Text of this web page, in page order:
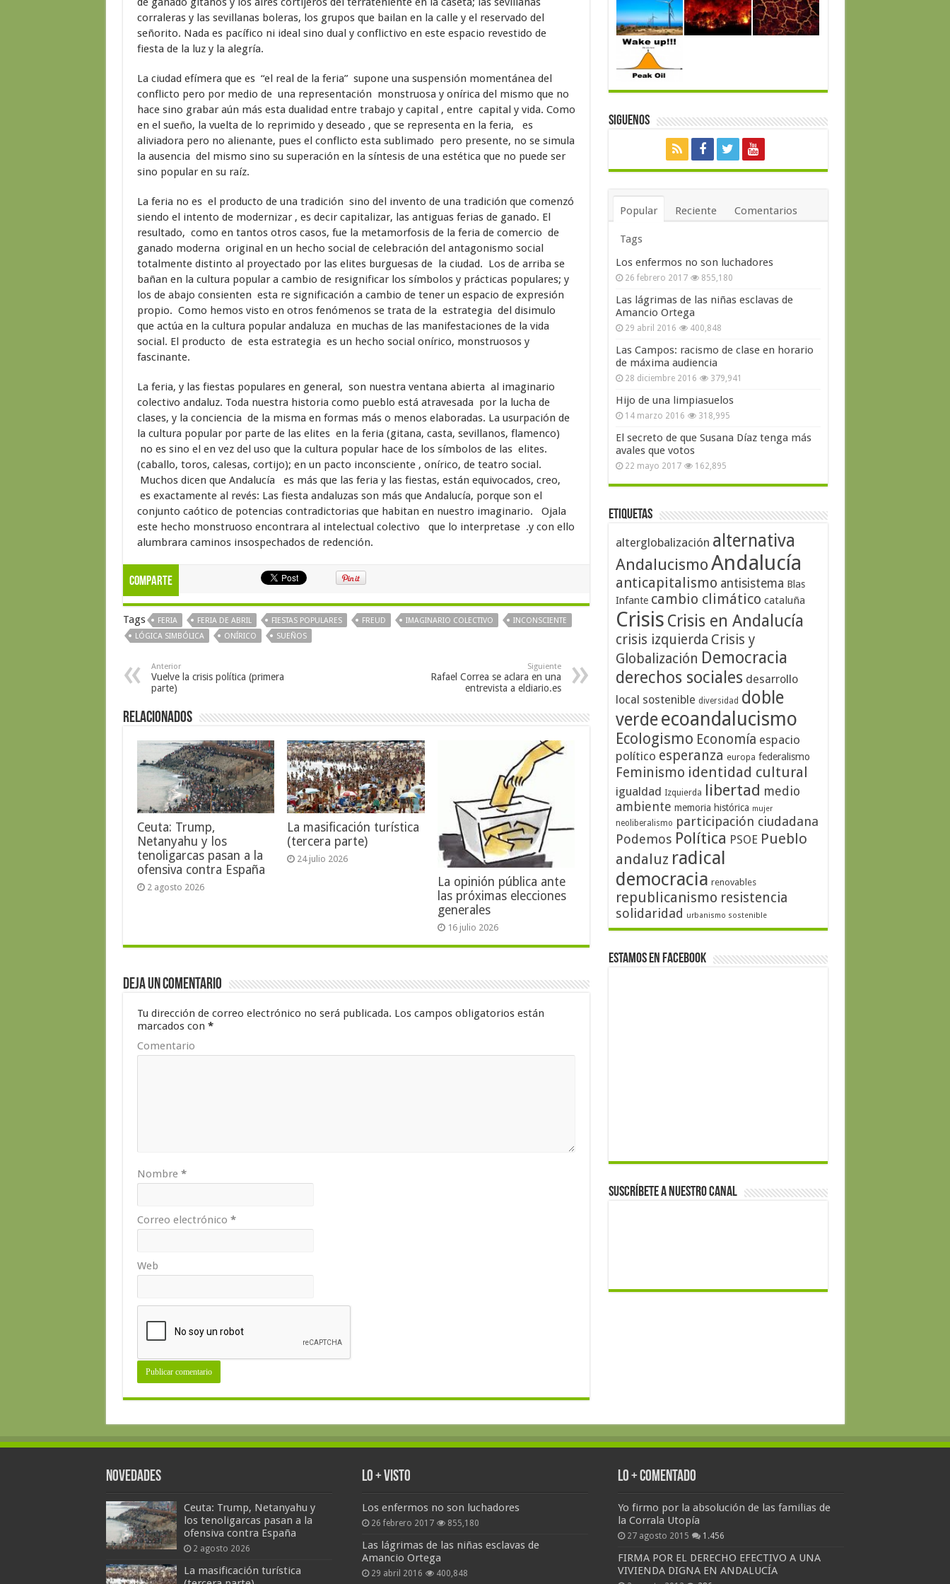
corraleras y las sevillanas boleras, los grupos que bailan en la calle y el reservado del
señorito. Nada es pacífico ni ideal sino dual y conflictivo en este espacio revestido de
fiesta de la luz y la alegría.
La ciudad efímera que es “el real de la feria” supone una suspensión momentánea del
conflicto pero por medio de una representación monstruosa y onírica del mismo que no
hace sino grabar aún más esta dualidad entre trabajo y capital , entre capital y vida. Como
en el sueño, la vuelta de lo reprimido y deseado , que se representa en la feria, es
aliviadora pero no alienante, pues el conflicto esta sublimado pero presente, no se simula
la ausencia del mismo sino su superación en la síntesis de una estética que no puede ser
sino popular en su raíz.
La feria no es el producto de una tradición sino del invento de una tradición que comenzó
siendo el intento de modernizar , es decir capitalizar, las antiguas ferias de ganado. El
resultado, como en tantos otros casos, fue la metamorfosis de la feria de comercio de
ganado moderna original en un hecho social de celebración del antagonismo social
totalmente distinto al proyectado por las elites burguesas de la ciudad. Los de arriba se
bañan en la cultura popular a cambio de resignificar los símbolos y prácticas populares; y
los de abajo consienten esta re significación a cambio de tener un espacio de expresión
propio. Como hemos visto en otros fenómenos se trata de la estrategia del disimulo
que actúa en la cultura popular andaluza en muchas de las manifestaciones de la vida
social. El producto de esta estrategia es un hecho social onírico, monstruosos y
fascinante.
La feria, y las fiestas populares en general, son nuestra ventana abierta al imaginario
colectivo andaluz. Toda nuestra historia como pueblo está atravesada por la lucha de
clases, y la conciencia de la misma en formas más o menos elaboradas. La usurpación de
la cultura popular por parte de las elites en la feria (gitana, casta, sevillanos, flamenco)
no es sino el en vez del uso que la cultura popular hace de los símbolos de las elites.
(caballo, toros, calesas, cortijo); en un pacto inconsciente , onírico, de teatro social.
Muchos dicen que Andalucía es más que las feria y las fiestas, están equivocados, creo,
es exactamente al revés: Las fiesta andaluzas son más que Andalucía, porque son el
conjunto caótico de potencias contradictorias que habitan en nuestro imaginario. Ojala
este hecho monstruoso encontrara al intelectual colectivo que lo interpretase .y con ello
alumbrara caminos insospechados de redención.
Comparte
Tags FERIA FERIA DE ABRIL FIESTAS POPULARES FREUD IMAGINARIO COLECTIVO
INCONSCIENTE
LÓGICA SIMBÓLICA
ONÍRICO SUEÑOS
Anterior
Vuelve la crisis política (primera
parte)
Siguiente
Rafael Correa se aclara en una
entrevista a eldiario.es
Relacionados
Ceuta: Trump,
Netanyahu y los
tenoligarcas pasan a la
ofensiva contra España
2 agosto 2026
La masificación turística
(tercera parte)
24 julio 2026
La opinión pública ante
las próximas elecciones
generales
16 julio 2026
Deja un comentario
Tu dirección de correo electrónico no será publicada. Los campos obligatorios están
marcados con *
Comentario
Nombre *
Correo electrónico *
Web
Siguenos
Popular Reciente Comentarios
Tags
Los enfermos no son luchadores
26 febrero 2017 855,180
Las lágrimas de las niñas esclavas de
Amancio Ortega
29 abril 2016 400,848
Las Campos: racismo de clase en horario
de máxima audiencia
28 diciembre 2016 379,941
Hijo de una limpiasuelos
14 marzo 2016 318,995
El secreto de que Susana Díaz tenga más
avales que votos
22 mayo 2017 162,895
Etiquetas
alterglobalización alternativa
AndalucismoAndalucía
anticapitalismo antisistema Blas
Infante cambio climático cataluña
Crisis Crisis en Andalucía
crisis izquierda Crisis y
Globalización Democracia
derechos sociales desarrollo
local sostenible diversidad doble
verdeecoandalucismo
Ecologismo Economía espacio
político esperanza europa federalismo
Feminismo identidad cultural
igualdad Izquierda libertad medio
ambiente memoria histórica mujer
neoliberalismo participación ciudadana
Podemos Política PSOE Pueblo
andaluz radical
democracia renovables
republicanismo resistencia
solidaridad urbanismo sostenible
Estamos en Facebook
Suscríbete a nuestro canal
Novedades
Ceuta: Trump, Netanyahu y
los tenoligarcas pasan a la
ofensiva contra España
2 agosto 2026
La masificación turística
Lo + Visto
Los enfermos no son luchadores
26 febrero 2017 855,180
Las lágrimas de las niñas esclavas de
Amancio Ortega
29 abril 2016 400,848
Lo + Comentado
Yo firmo por la absolución de las familias de
la Corrala Utopía
27 agosto 2015 1.456
FIRMA POR EL DERECHO EFECTIVO A UNA
VIVIENDA DIGNA EN ANDALUCÍA